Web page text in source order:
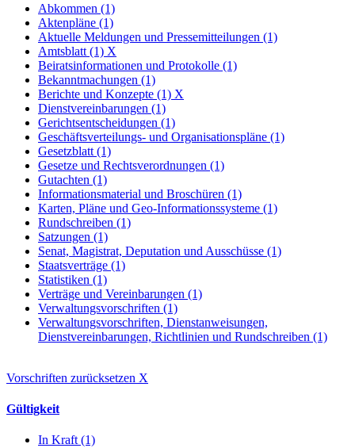
Abkommen (1)
Aktenpläne (1)
Aktuelle Meldungen und Pressemitteilungen (1)
Amtsblatt (1) X
Beiratsinformationen und Protokolle (1)
Bekanntmachungen (1)
Berichte und Konzepte (1) X
Dienstvereinbarungen (1)
Gerichtsentscheidungen (1)
Geschäftsverteilungs- und Organisationspläne (1)
Gesetzblatt (1)
Gesetze und Rechtsverordnungen (1)
Gutachten (1)
Informationsmaterial und Broschüren (1)
Karten, Pläne und Geo-Informationssysteme (1)
Rundschreiben (1)
Satzungen (1)
Senat, Magistrat, Deputation und Ausschüsse (1)
Staatsverträge (1)
Statistiken (1)
Verträge und Vereinbarungen (1)
Verwaltungsvorschriften (1)
Verwaltungsvorschriften, Dienstanweisungen,
Dienstvereinbarungen, Richtlinien und Rundschreiben (1)
Vorschriften zurücksetzen X
Gültigkeit
In Kraft (1)